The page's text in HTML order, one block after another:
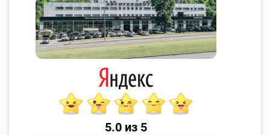
5.0 из 5